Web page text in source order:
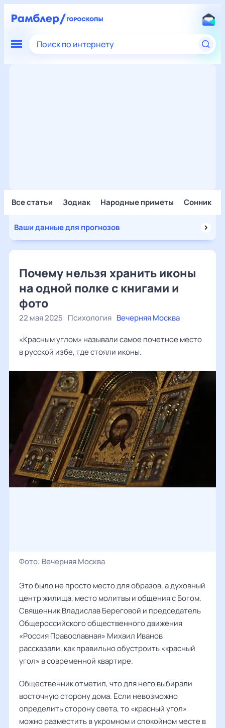
Поиск по интернету
Все статьи Зодиак Народные приметы Сонник
Ваши данные для прогнозов
Почему нельзя хранить иконы
на одной полке с книгами и
фото
22 мая 2025 Психология Вечерняя Москва
«Красным углом» называли самое почетное место
в русской избе, где стояли иконы.
Фото: Вечерняя Москва
Это было не просто место для образов, а духовный
центр жилища, место молитвы и общения с Богом.
Священник Владислав Береговой и председатель
Общероссийского общественного движения
«Россия Православная» Михаил Иванов
рассказали, как правильно обустроить «красный
угол» в современной квартире.
Общественник отметил, что для него выбирали
восточную сторону дома. Если невозможно
определить сторону света, то «красный угол»
можно разместить в укромном и спокойном месте в